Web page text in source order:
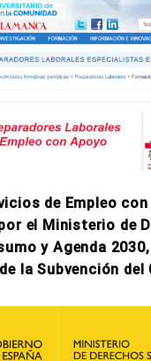
de Empleo
el Ministerio de
y Agenda
la Subvención del